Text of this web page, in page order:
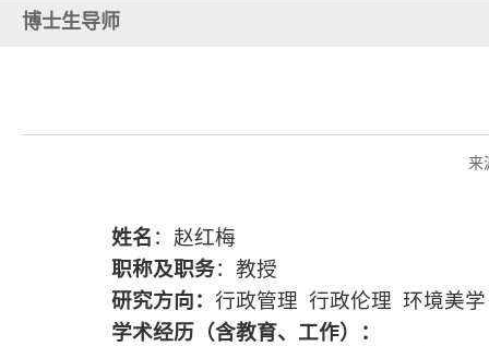
博士生导师
来
姓名 ：赵红梅
职称及职务：教授
研究方向： 行政管理 行政伦理 环境美学
学术经历（含教育、工作）：